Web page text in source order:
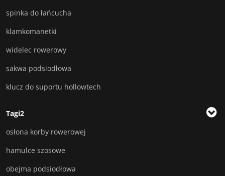
spinka do łańcucha
klamkomanetki
widelec rowerowy
sakwa podsiodłowa
klucz do suportu hollowtech
Tagi2
osłona korby rowerowej
hamulce szosowe
obejma podsiodłowa